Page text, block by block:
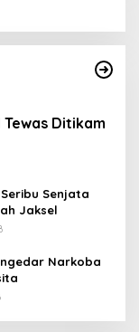
Ditikam
Senjata
Jaksel
Narkoba